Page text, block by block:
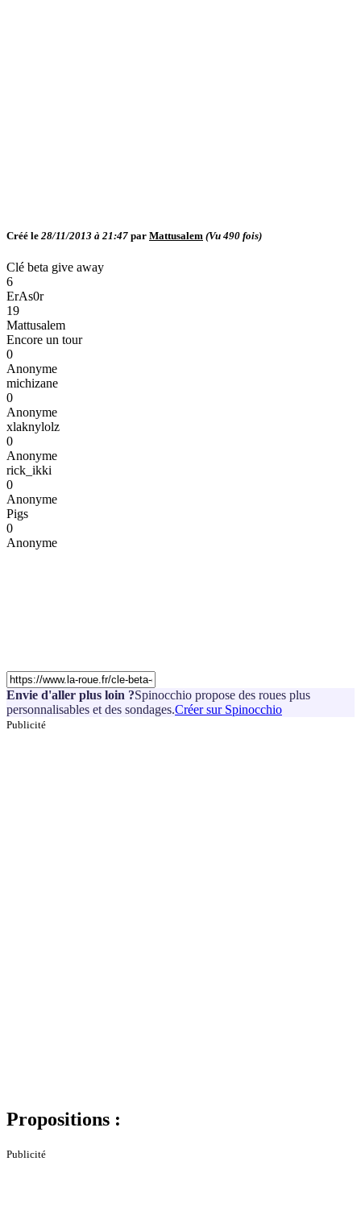
Créé le 28/11/2013 à 21:47 par Mattusalem (Vu 490 fois)
Clé beta give away
6
ErAs0r
19
Mattusalem
Encore un tour
0
Anonyme
michizane
0
Anonyme
xlaknylolz
0
Anonyme
rick_ikki
0
Anonyme
Pigs
0
Anonyme
Envie d'aller plus loin ?Spinocchio propose des roues plus
personnalisables et des sondages.Créer sur Spinocchio
Publicité
Propositions :
Publicité